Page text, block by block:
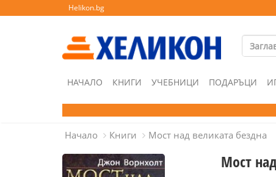
Helikon.bg
НАЧАЛО КНИГИ УЧЕБНИЦИ ПОДАРЪЦИ
Начало Книги Мост над великата бездна
Мост